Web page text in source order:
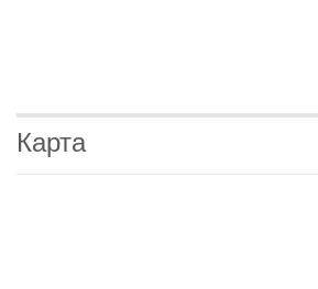
Карта